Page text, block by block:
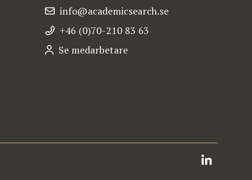
info@academicsearch.se
+46 (0)70-210 83 63
Se medarbetare